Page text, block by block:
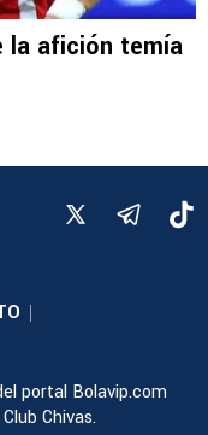
la afición temía
|
portal Bolavip.com
Chivas.